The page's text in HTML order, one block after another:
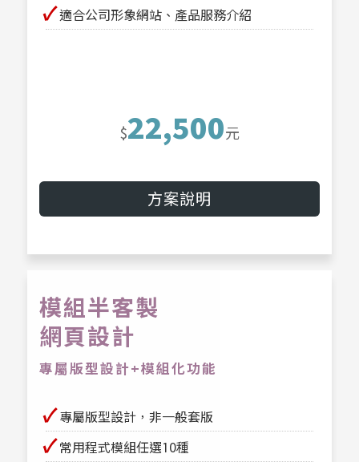
✔ 適合公司形象網站、產品服務介紹
$22,500元
方案說明
模組半客製
網頁設計
專屬版型設計+模組化功能
✔ 專屬版型設計，非一般套版
✔ 常用程式模組任選10種